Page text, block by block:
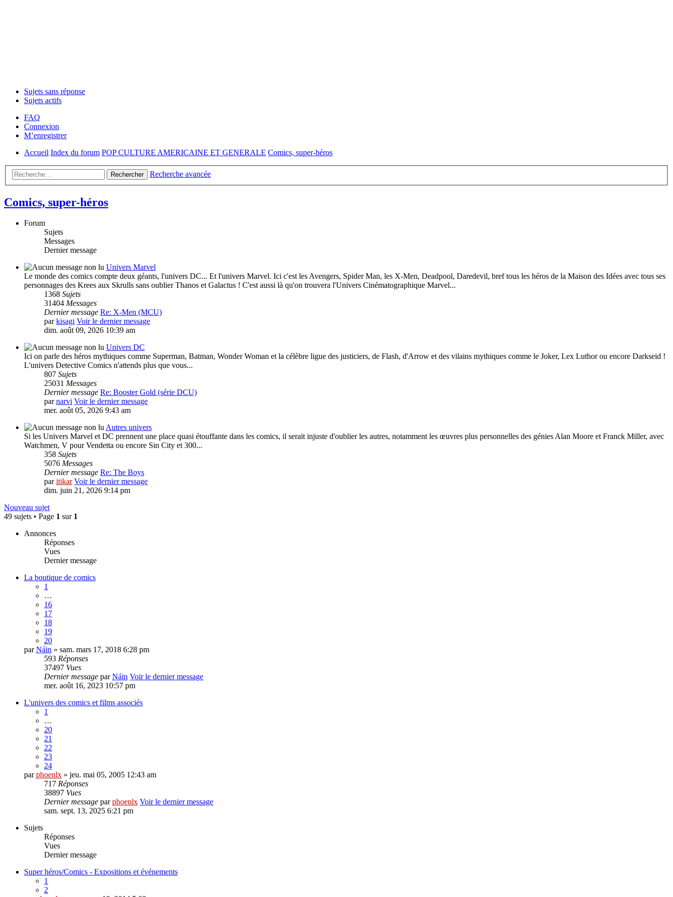
Sujets sans réponse
Sujets actifs
FAQ
Connexion
M’enregistrer
Accueil Index du forum POP CULTURE AMERICAINE ET GENERALE Comics, super-héros
Rechercher Recherche avancée
Comics, super-héros
Forum
Sujets
Messages
Dernier message
Univers Marvel
Le monde des comics compte deux géants, l'univers DC... Et l'univers Marvel. Ici c'est les Avengers, Spider Man, les X-Men, Deadpool, Daredevil, bref tous les héros de la Maison des Idées avec tous ses
personnages des Krees aux Skrulls sans oublier Thanos et Galactus ! C'est aussi là qu'on trouvera l'Univers Cinématographique Marvel...
1368 Sujets
31404 Messages
Dernier message Re: X-Men (MCU)
parkisagi Voir le dernier message
dim. août 09, 2026 10:39 am
Univers DC
Ici on parle des héros mythiques comme Superman, Batman, Wonder Woman et la célèbre ligue des justiciers, de Flash, d'Arrow et des vilains mythiques comme le Joker, Lex Luthor ou encore Darkseid !
L'univers Detective Comics n'attends plus que vous...
807 Sujets
25031 Messages
Dernier message Re: Booster Gold (série DCU)
parnarvi Voir le dernier message
mer. août 05, 2026 9:43 am
Autres univers
Si les Univers Marvel et DC prennent une place quasi étouffante dans les comics, il serait injuste d'oublier les autres, notamment les œuvres plus personnelles des génies Alan Moore et Franck Miller, avec
Watchmen, V pour Vendetta ou encore Sin City et 300...
358 Sujets
5076 Messages
Dernier message Re: The Boys
paritikar Voir le dernier message
dim. juin 21, 2026 9:14 pm
Nouveau sujet
49 sujets • Page 1 sur 1
Annonces
Réponses
Vues
Dernier message
La boutique de comics
1
…
16
17
18
19
20
parNáin » sam. mars 17, 2018 6:28 pm
593 Réponses
37497 Vues
Dernier message parNáin Voir le dernier message
mer. août 16, 2023 10:57 pm
L'univers des comics et films associés
1
…
20
21
22
23
24
parphoenlx » jeu. mai 05, 2005 12:43 am
717 Réponses
38897 Vues
Dernier message parphoenlx Voir le dernier message
sam. sept. 13, 2025 6:21 pm
Sujets
Réponses
Vues
Dernier message
Super héros/Comics - Expositions et événements
1
2